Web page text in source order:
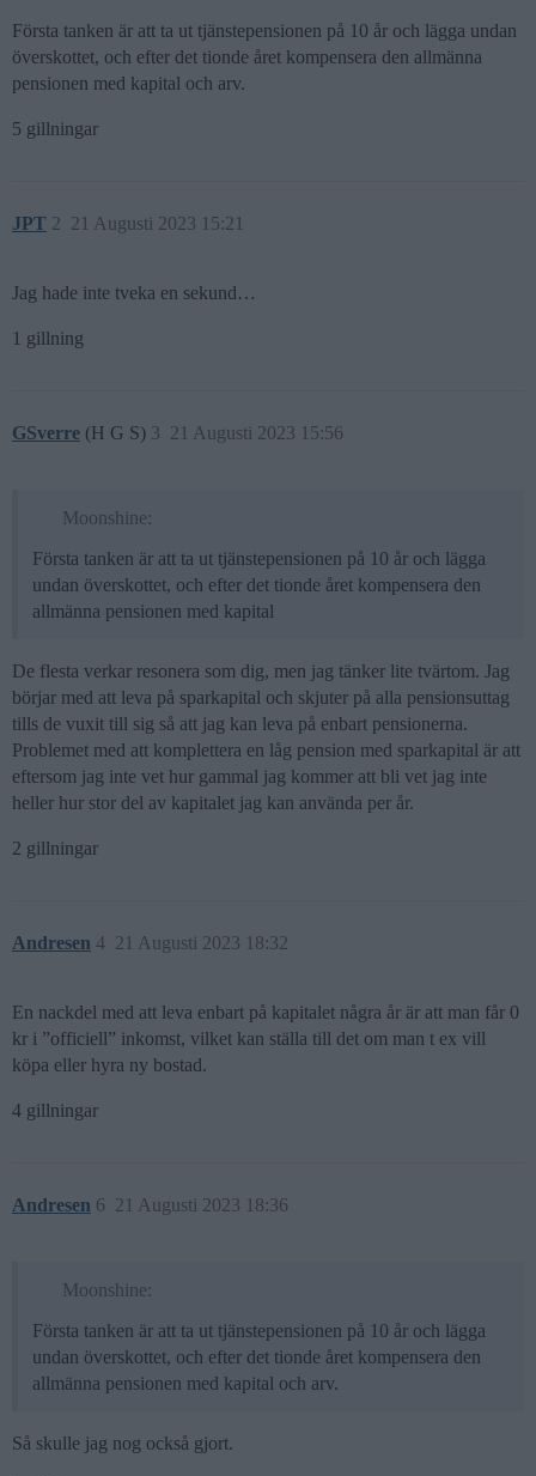
Första tanken är att ta ut tjänstepensionen på 10 år och lägga undan
överskottet, och efter det tionde året kompensera den allmänna
pensionen med kapital och arv.
5 gillningar
JPT 21 Augusti 2023 15:21
2
Jag hade inte tveka en sekund…
1 gillning
GSverre (H G S) 21 Augusti 2023 15:56
3
Moonshine:
Första tanken är att ta ut tjänstepensionen på 10 år och lägga
undan överskottet, och efter det tionde året kompensera den
allmänna pensionen med kapital
De flesta verkar resonera som dig, men jag tänker lite tvärtom. Jag
börjar med att leva på sparkapital och skjuter på alla pensionsuttag
tills de vuxit till sig så att jag kan leva på enbart pensionerna.
Problemet med att komplettera en låg pension med sparkapital är att
eftersom jag inte vet hur gammal jag kommer att bli vet jag inte
heller hur stor del av kapitalet jag kan använda per år.
2 gillningar
Andresen 21 Augusti 2023 18:32
4
En nackdel med att leva enbart på kapitalet några år är att man får 0
kr i ”officiell” inkomst, vilket kan ställa till det om man t ex vill
köpa eller hyra ny bostad.
4 gillningar
Andresen 21 Augusti 2023 18:36
6
Moonshine:
Första tanken är att ta ut tjänstepensionen på 10 år och lägga
undan överskottet, och efter det tionde året kompensera den
allmänna pensionen med kapital och arv.
Så skulle jag nog också gjort.